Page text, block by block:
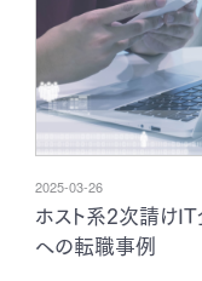
2025-03-26
ホスト系2次請け
への転職事例